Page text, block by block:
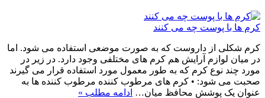
کرم ها با پوست چه می کنند
کرم شکلی از داروست که به صورت موضعی استفاده می شود. اما
در میان لوازم آرایش هم کرم های مختلفی وجود دارد. در زیر در
مورد چند نوع کرم که به طور معمول مورد استفاده قرار می گیرند
صحبت می شود: • کرم های مرطوب کننده مرطوب کننده ها به
عنوان یک پوشش محافظ میان… ادامه مطلب »